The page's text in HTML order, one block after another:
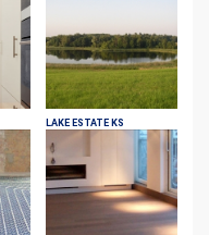
LAKE ESTATE KS